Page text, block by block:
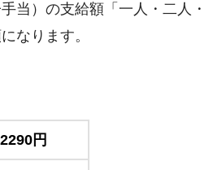
当）の支給額「一人・二人・
なります。
円